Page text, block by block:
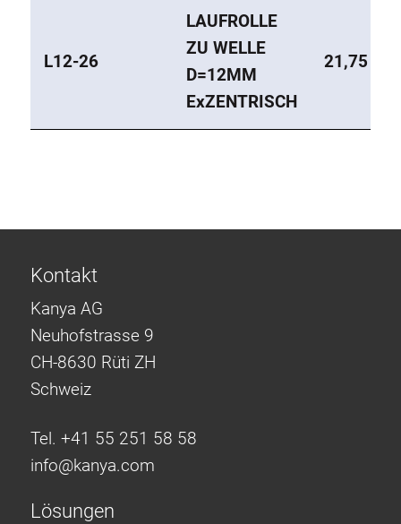
L12-26
LAUFROLLE
ZU WELLE
D=12MM
ExZENTRISCH
21,75
Kontakt
Kanya AG
Neuhofstrasse 9
CH-8630 Rüti ZH
Schweiz
Tel. +41 55 251 58 58
info@kanya.com
Lösungen